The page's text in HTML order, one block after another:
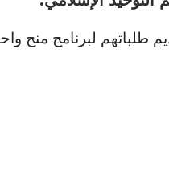
لبرنامج منح